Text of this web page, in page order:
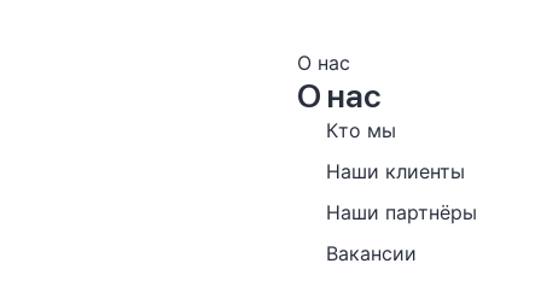
О нас
О нас
Кто мы
Наши клиенты
Наши партнёры
Вакансии